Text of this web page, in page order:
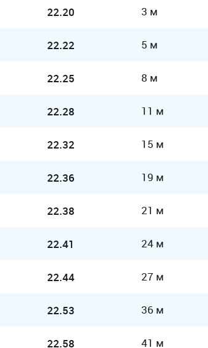
22.20 3 м
22.22 5 м
22.25 8 м
22.28 11 м
22.32 15 м
22.36 19 м
22.38 21 м
22.41 24 м
22.44 27 м
22.53 36 м
22.58 41 м